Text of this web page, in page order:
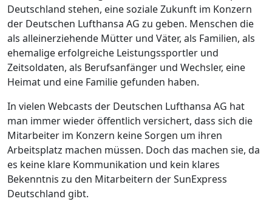
Deutschland stehen, eine soziale Zukunft im Konzern
der Deutschen Lufthansa AG zu geben. Menschen die
als alleinerziehende Mütter und Väter, als Familien, als
ehemalige erfolgreiche Leistungssportler und
Zeitsoldaten, als Berufsanfänger und Wechsler, eine
Heimat und eine Familie gefunden haben.
In vielen Webcasts der Deutschen Lufthansa AG hat
man immer wieder öffentlich versichert, dass sich die
Mitarbeiter im Konzern keine Sorgen um ihren
Arbeitsplatz machen müssen. Doch das machen sie, da
es keine klare Kommunikation und kein klares
Bekenntnis zu den Mitarbeitern der SunExpress
Deutschland gibt.